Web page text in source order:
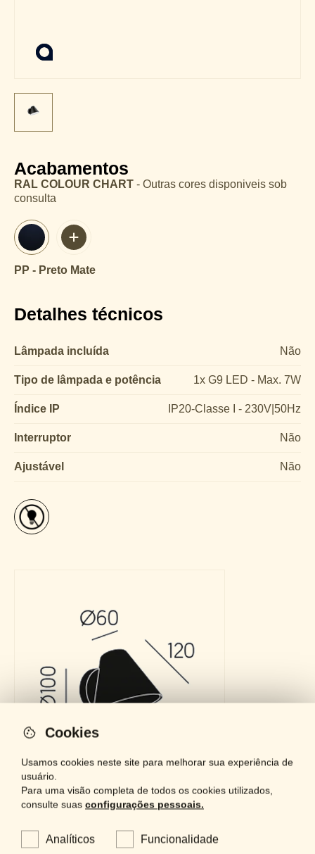
Acabamentos
RAL COLOUR CHART - Outras cores disponiveis sob
consulta
PP - Preto Mate
Detalhes técnicos
Lâmpada incluída Não
Tipo de lâmpada e potência 1x G9 LED - Max. 7W
Índice IP IP20-Classe I - 230V|50Hz
Interruptor Não
Ajustável Não
Cookies
Usamos cookies neste site para melhorar sua experiência de
usuário.
Para uma visão completa de todos os cookies utilizados,
consulte suas configurações pessoais.
Analíticos Funcionalidade